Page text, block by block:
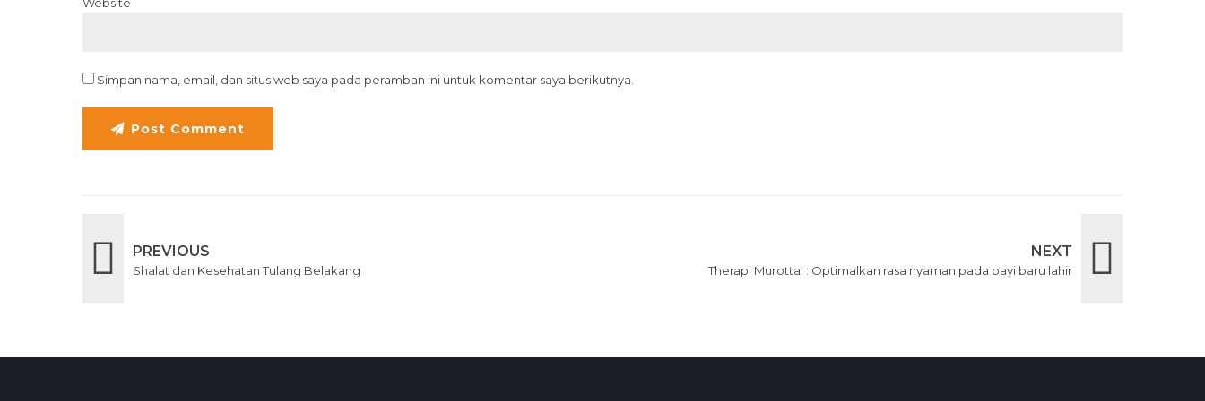
Simpan nama, email, dan situs web saya pada peramban ini untuk komentar saya berikutnya.
Post Comment
PREVIOUS
Shalat dan Kesehatan Tulang Belakang
NEXT
Therapi Murottal : Optimalkan rasa nyaman pada bayi baru lahir